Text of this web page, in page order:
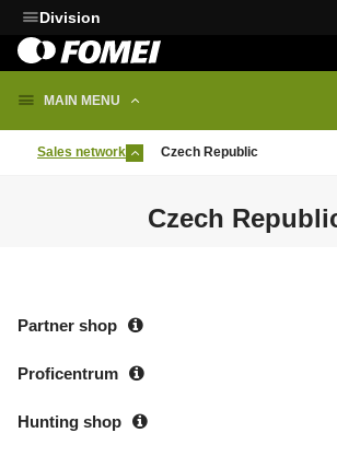
Division
MAIN MENU
Sales network Czech Republic
Czech
Partner shop
Proficentrum
Hunting shop